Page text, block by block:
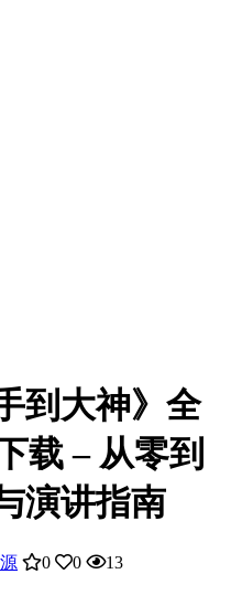
到大神》全
载 – 从零到
演讲指南
0 0 13